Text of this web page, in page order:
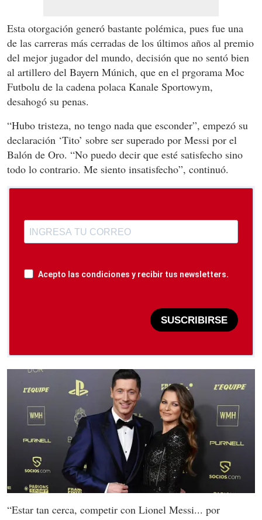
Esta otorgación generó bastante polémica, pues fue una
de las carreras más cerradas de los últimos años al premio
del mejor jugador del mundo, decisión que no sentó bien
al artillero del Bayern Múnich, que en el prgorama Moc
Futbolu de la cadena polaca Kanale Sportowym,
desahogó su penas.
“Hubo tristeza, no tengo nada que esconder”, empezó su
declaración ‘Tito’ sobre ser superado por Messi por el
Balón de Oro. “No puedo decir que esté satisfecho sino
todo lo contrario. Me siento insatisfecho”, continuó.
Acepto las condiciones y recibir tus newsletters.
SUSCRIBIRSE
“Estar tan cerca, competir con Lionel Messi... por